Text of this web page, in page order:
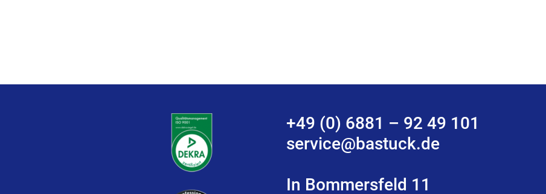
+49 (0) 6881 – 92 49 101
service@bastuck.de
In Bommersfeld 11